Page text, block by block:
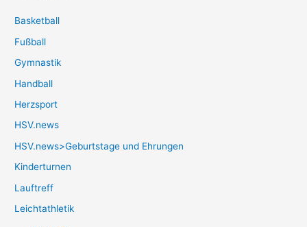
Basketball
Fußball
Gymnastik
Handball
Herzsport
HSV.news
HSV.news>Geburtstage und Ehrungen
Kinderturnen
Lauftreff
Leichtathletik